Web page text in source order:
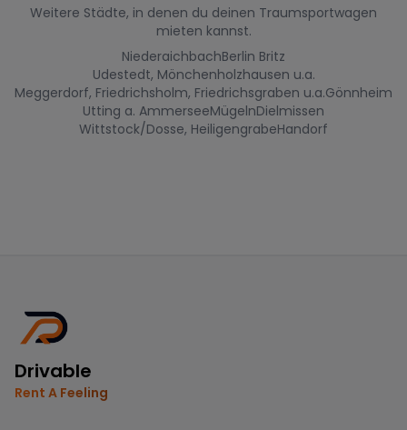
Weitere Städte, in denen du deinen Traumsportwagen
mieten kannst.
NiederaichbachBerlin Britz
Udestedt, Mönchenholzhausen u.a.
Meggerdorf, Friedrichsholm, Friedrichsgraben u.a.Gönnheim
Utting a. AmmerseeMügelnDielmissen
Wittstock/Dosse, HeiligengrabeHandorf
Drivable
Rent A Feeling